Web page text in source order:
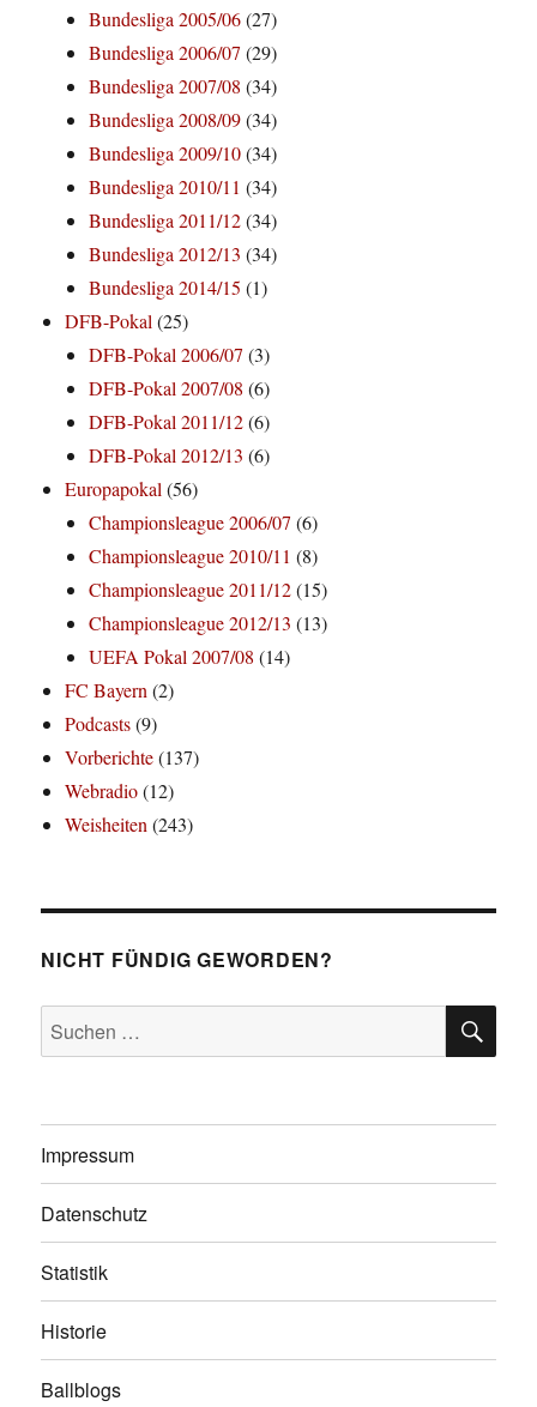
Bundesliga 2005/06(27)
Bundesliga 2006/07 (29)
Bundesliga 2007/08 (34)
Bundesliga 2008/09(34)
Bundesliga 2009/10(34)
Bundesliga 2010/11 (34)
Bundesliga 2011/12(34)
Bundesliga 2012/13 (34)
Bundesliga 2014/15 (1)
DFB-Pokal(25)
DFB-Pokal 2006/07 (3)
DFB-Pokal 2007/08 (6)
DFB-Pokal 2011/12(6)
DFB-Pokal 2012/13 (6)
Europapokal(56)
Championsleague 2006/07 (6)
Championsleague 2010/11 (8)
Championsleague 2011/12(15)
Championsleague 2012/13 (13)
UEFA Pokal 2007/08 (14)
FC Bayern(2)
Podcasts(9)
Vorberichte(137)
Webradio(12)
Weisheiten(243)
NICHT FÜNDIG GEWORDEN?
Suchen
nach:
Impressum
Datenschutz
Statistik
Historie
Ballblogs